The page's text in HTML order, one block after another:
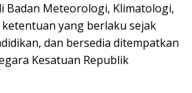
Badan Meteorologi, Klimatologi,
yang berlaku sejak
dan bersedia ditempatkan
Kesatuan Republik